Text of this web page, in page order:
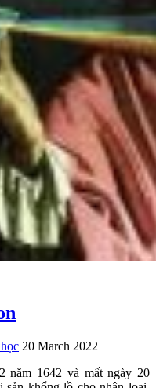
20 March 2022
năm 1642 và mất ngày 20